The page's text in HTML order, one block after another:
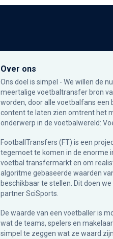
Over ons
Ons doel is simpel - We willen de
meertalige voetbaltransfer bron
worden, door alle voetbalfans een
content te laten zien omtrent het
onderwerp in de voetbalwereld:
FootballTransfers (FT) is een
tegemoet te komen in de enorme
voetbal transfermarkt en om
algoritme gebaseerde waarden
beschikbaar te stellen. Dit doen
partnerSciSports
De waarde van een voetballer is
wat de teams, spelers en
simpel te zeggen wat ze waard